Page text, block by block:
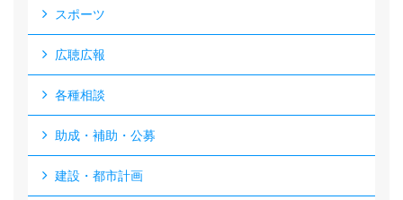
スポーツ
広聴広報
各種相談
助成・補助・公募
建設・都市計画